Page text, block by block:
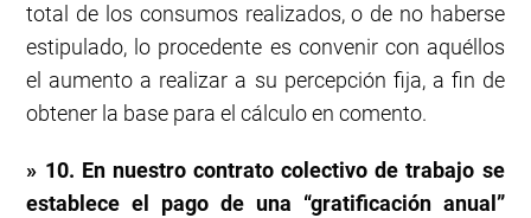
total de los consumos realizados, o de no haberse
estipulado, lo procedente es convenir con aquéllos
el aumento a realizar a su percepción fija, a fin de
obtener la base para el cálculo en comento.
» 10. En nuestro contrato colectivo de trabajo se
establece el pago de una “gratificación anual”